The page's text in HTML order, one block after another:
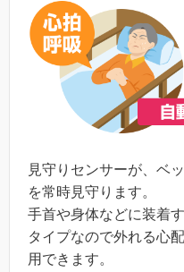
見守りセンサーが、ベ
を常時見守ります。
手首や身体などに装着
タイプなので外れる心
用できます。